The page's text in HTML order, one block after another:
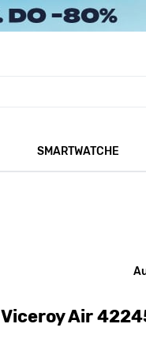
SMARTWATCHE
Viceroy Air